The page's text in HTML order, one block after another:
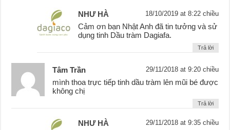
NHƯ HÀ 18/10/2019 at 8:22 chiều
Cảm ơn bạn Nhật Anh đã tin tưởng và sử
dụng tinh Dầu tràm Dagiafa.
Trả lời
Tâm Trần 29/11/2018 at 9:20 chiều
mình thoa trực tiếp tinh dầu tràm lên mũi bé được
không chị
Trả lời
NHƯ HÀ 29/11/2018 at 9:35 chiều